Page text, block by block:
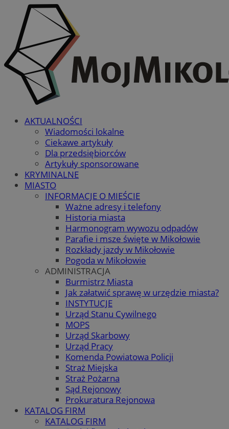
AKTUALNOŚCI
Wiadomości lokalne
Ciekawe artykuły
Dla przedsiębiorców
Artykuły sponsorowane
KRYMINALNE
MIASTO
INFORMACJE O MIEŚCIE
Ważne adresy i telefony
Historia miasta
Harmonogram wywozu odpadów
Parafie i msze święte w Mikołowie
Rozkłady jazdy w Mikołowie
Pogoda w Mikołowie
ADMINISTRACJA
Burmistrz Miasta
Jak załatwić sprawę w urzędzie miasta?
INSTYTUCJE
Urząd Stanu Cywilnego
MOPS
Urząd Skarbowy
Urząd Pracy
Komenda Powiatowa Policji
Straż Miejska
Straż Pożarna
Sąd Rejonowy
Prokuratura Rejonowa
KATALOG FIRM
KATALOG FIRM